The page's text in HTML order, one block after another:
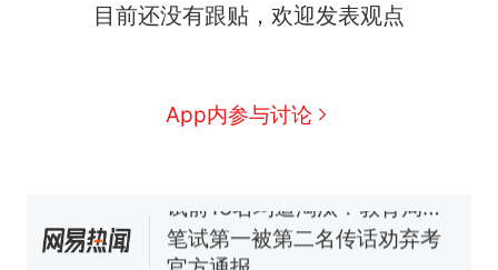
目前还没有跟贴，欢迎发表观点
App内参与讨论
因老师一句“跟我回家”改写了
协会回应
台风"白海豚"中心附近最大风
力已达15级 最新研判
已叫停招聘，成立调查组全面
核查
笔试第一被第二名传话劝弃考
官方通报